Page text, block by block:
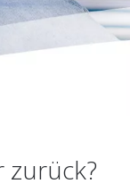
zurück?